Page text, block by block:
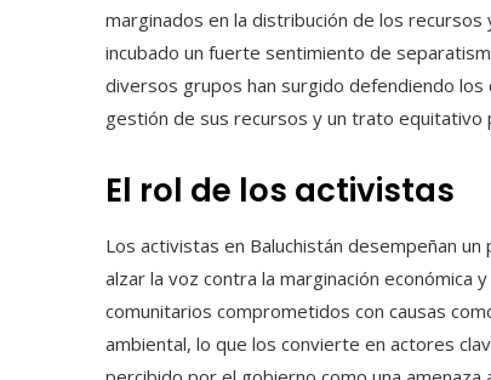
marginados en la distribución de los
incubado un fuerte sentimiento de
diversos grupos han surgido defendiendo
gestión de sus recursos y un trato
El rol de los activistas
Los activistas en Baluchistán desempeñan
alzar la voz contra la marginación económica
comunitarios comprometidos con causas
ambiental, lo que los convierte en actores